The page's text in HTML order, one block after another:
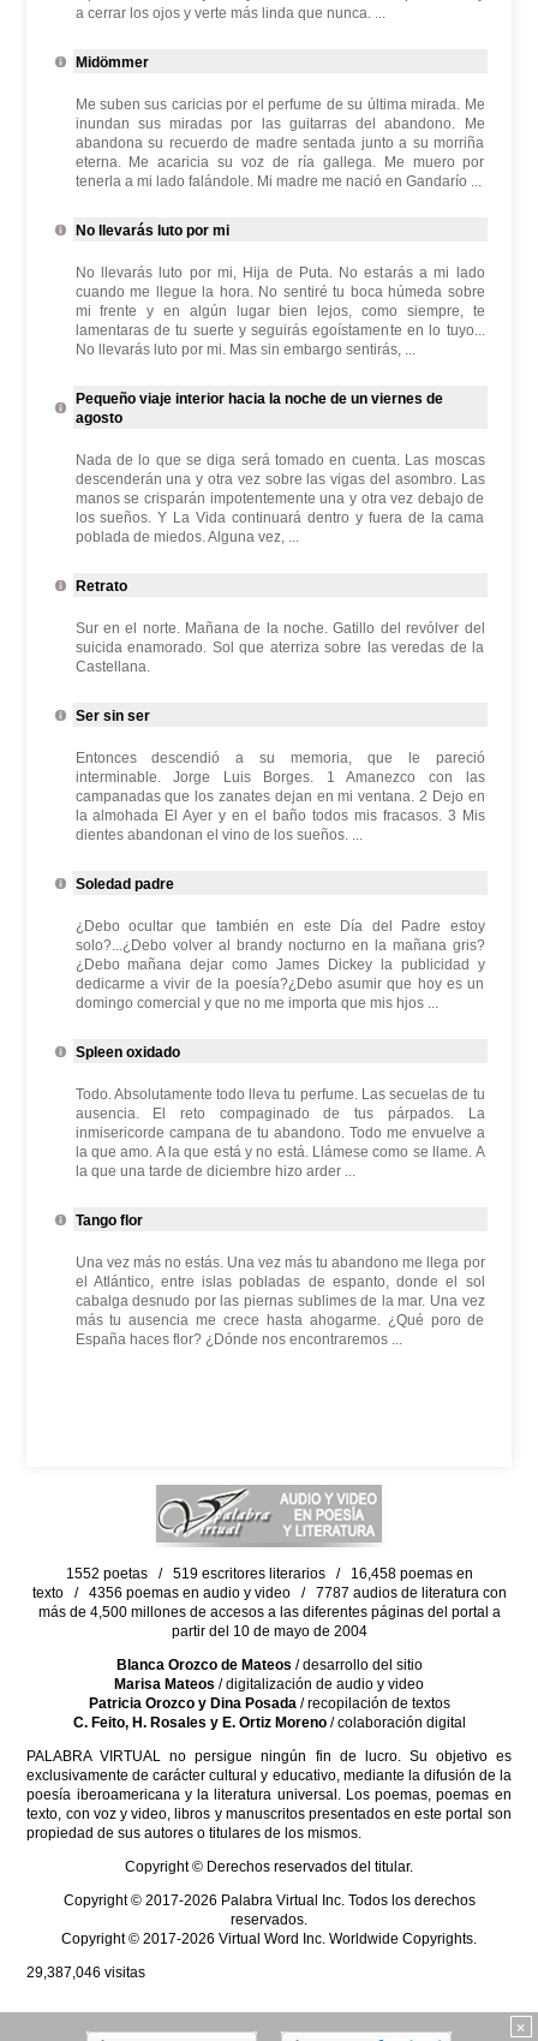
a cerrar los ojos y verte más linda que nunca. ...
Midömmer
Me suben sus caricias por el perfume de su última mirada. Me
inundan sus miradas por las guitarras del abandono. Me
abandona su recuerdo de madre sentada junto a su morriña
eterna. Me acaricia su voz de ría gallega. Me muero por
tenerla a mi lado falándole. Mi madre me nació en Gandarío ...
No llevarás luto por mi
No llevarás luto por mi, Hija de Puta. No estarás a mi lado
cuando me llegue la hora. No sentiré tu boca húmeda sobre
mi frente y en algún lugar bien lejos, como siempre, te
lamentaras de tu suerte y seguirás egoístamente en lo tuyo...
No llevarás luto por mi. Mas sin embargo sentirás, ...
Pequeño viaje interior hacia la noche de un viernes de
agosto
Nada de lo que se diga será tomado en cuenta. Las moscas
descenderán una y otra vez sobre las vigas del asombro. Las
manos se crisparán impotentemente una y otra vez debajo de
los sueños. Y La Vida continuará dentro y fuera de la cama
poblada de miedos. Alguna vez, ...
Retrato
Sur en el norte. Mañana de la noche. Gatillo del revólver del
suicida enamorado. Sol que aterriza sobre las veredas de la
Castellana.
Ser sin ser
Entonces descendió a su memoria, que le pareció
interminable. Jorge Luis Borges. 1 Amanezco con las
campanadas que los zanates dejan en mi ventana. 2 Dejo en
la almohada El Ayer y en el baño todos mis fracasos. 3 Mis
dientes abandonan el vino de los sueños. ...
Soledad padre
¿Debo ocultar que también en este Día del Padre estoy
solo?...¿Debo volver al brandy nocturno en la mañana gris?
¿Debo mañana dejar como James Dickey la publicidad y
dedicarme a vivir de la poesía?¿Debo asumir que hoy es un
domingo comercial y que no me importa que mis hjos ...
Spleen oxidado
Todo. Absolutamente todo lleva tu perfume. Las secuelas de tu
ausencia. El reto compaginado de tus párpados. La
inmisericorde campana de tu abandono. Todo me envuelve a
la que amo. A la que está y no está. Llámese como se llame. A
la que una tarde de diciembre hizo arder ...
Tango flor
Una vez más no estás. Una vez más tu abandono me llega por
el Atlántico, entre islas pobladas de espanto, donde el sol
cabalga desnudo por las piernas sublimes de la mar. Una vez
más tu ausencia me crece hasta ahogarme. ¿Qué poro de
España haces flor? ¿Dónde nos encontraremos ...
×
1552 poetas / 519 escritores literarios / 16,458 poemas en
texto / 4356 poemas en audio y video / 7787 audios de literatura con
más de 4,500 millones de accesos a las diferentes páginas del portal a
partir del 10 de mayo de 2004
Blanca Orozco de Mateos / desarrollo del sitio
Marisa Mateos / digitalización de audio y video
Patricia Orozco y Dina Posada/ recopilación de textos
C. Feito, H. Rosales y E. Ortiz Moreno/ colaboración digital
PALABRA VIRTUAL no persigue ningún fin de lucro. Su objetivo es
exclusivamente de carácter cultural y educativo, mediante la difusión de la
poesía iberoamericana y la literatura universal. Los poemas, poemas en
texto, con voz y video, libros y manuscritos presentados en este portal son
propiedad de sus autores o titulares de los mismos.
Copyright © Derechos reservados del titular.
Copyright © 2017-2026 Palabra Virtual Inc. Todos los derechos
reservados.
Copyright © 2017-2026 Virtual Word Inc. Worldwide Copyrights.
29,387,046 visitas